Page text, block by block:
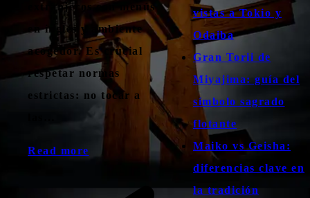
extranjeros con menús
en inglés y ambiente
acogedor. Es crucial
respetar normas
estrictas: no tocar a
Read more
vistas a Tokio y
Odaiba
Gran Torii de
Miyajima: guía del
símbolo sagrado
flotante
Maiko vs Geisha:
diferencias clave en
la tradición